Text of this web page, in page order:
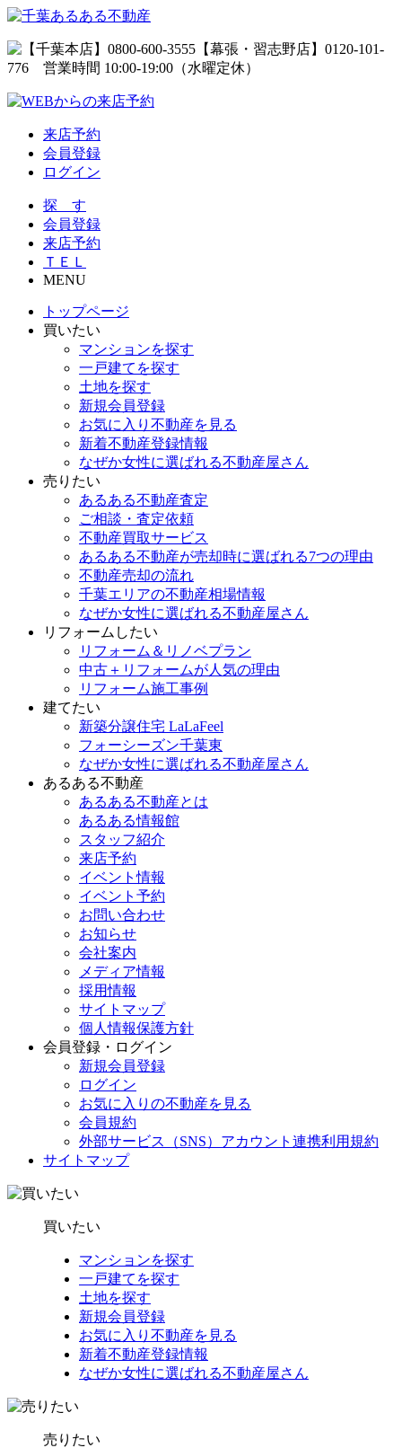
来店予約
会員登録
ログイン
探 す
会員登録
来店予約
ＴＥＬ
MENU
トップページ
買いたい
マンションを探す
一戸建てを探す
土地を探す
新規会員登録
お気に入り不動産を見る
新着不動産登録情報
なぜか女性に選ばれる不動産屋さん
売りたい
あるある不動産査定
ご相談・査定依頼
不動産買取サービス
あるある不動産が売却時に選ばれる7つの理由
不動産売却の流れ
千葉エリアの不動産相場情報
なぜか女性に選ばれる不動産屋さん
リフォームしたい
リフォーム＆リノベプラン
中古＋リフォームが人気の理由
リフォーム施工事例
建てたい
新築分譲住宅 LaLaFeel
フォーシーズン千葉東
なぜか女性に選ばれる不動産屋さん
あるある不動産
あるある不動産とは
あるある情報館
スタッフ紹介
来店予約
イベント情報
イベント予約
お問い合わせ
お知らせ
会社案内
メディア情報
採用情報
サイトマップ
個人情報保護方針
会員登録・ログイン
新規会員登録
ログイン
お気に入りの不動産を見る
会員規約
外部サービス（SNS）アカウント連携利用規約
サイトマップ
買いたい
マンションを探す
一戸建てを探す
土地を探す
新規会員登録
お気に入り不動産を見る
新着不動産登録情報
なぜか女性に選ばれる不動産屋さん
売りたい